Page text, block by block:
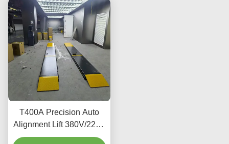
T400A Precision Auto
Alignment Lift 380V/220V
con design a basso